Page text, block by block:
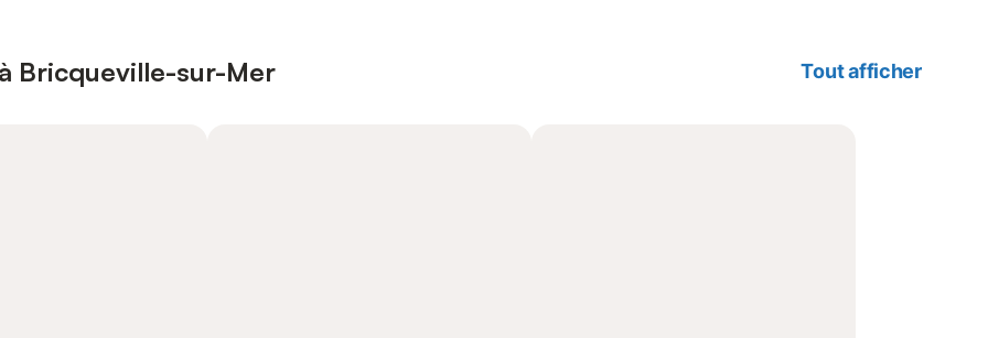
Bricqueville-sur-Mer Tout afficher